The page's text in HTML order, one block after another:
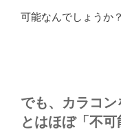
可能なんでしょうか？
でも、カラコ
とはほぼ「不可